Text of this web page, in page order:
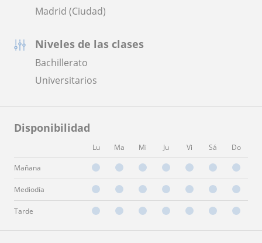
Madrid (Ciudad)
Niveles de las clases
Bachillerato
Universitarios
Disponibilidad
Lu Ma Mi Ju Vi Sá Do
Mañana
Mediodía
Tarde